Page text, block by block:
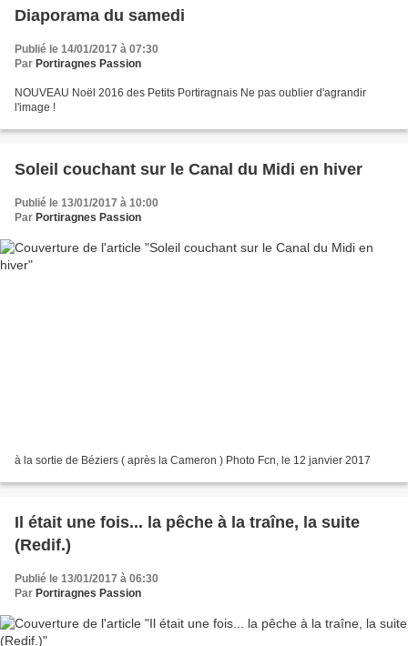
Diaporama du samedi
Publié le 14/01/2017 à 07:30
Par Portiragnes Passion
NOUVEAU Noël 2016 des Petits Portiragnais Ne pas oublier d'agrandir
l'image !
Soleil couchant sur le Canal du Midi en hiver
Publié le 13/01/2017 à 10:00
Par Portiragnes Passion
à la sortie de Béziers ( après la Cameron ) Photo Fcn, le 12 janvier 2017
Il était une fois... la pêche à la traîne, la suite
(Redif.)
Publié le 13/01/2017 à 06:30
Par Portiragnes Passion